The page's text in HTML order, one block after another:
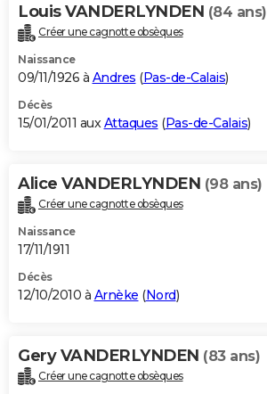
Louis VANDERLYNDEN (84 ans)
Créer une cagnotte obsèques
Naissance
09/11/1926 à Andres (Pas-de-Calais)
Décès
15/01/2011 auxAttaques (Pas-de-Calais)
Alice VANDERLYNDEN (98 ans)
Créer une cagnotte obsèques
Naissance
17/11/1911
Décès
12/10/2010 à Arnèke (Nord)
Gery VANDERLYNDEN (83 ans)
Créer une cagnotte obsèques